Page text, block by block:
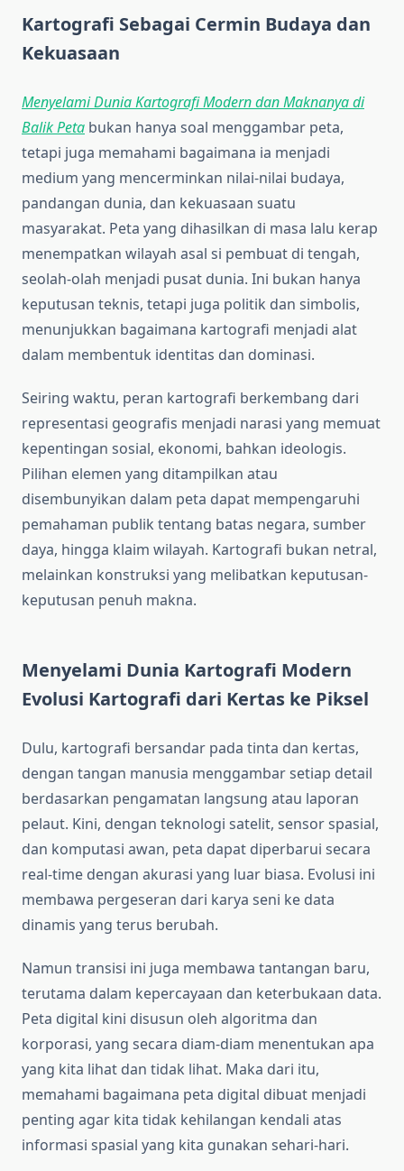
Kartografi Sebagai Cermin Budaya dan
Kekuasaan
Menyelami Dunia Kartografi Modern dan Maknanya di
Balik Peta bukan hanya soal menggambar peta,
tetapi juga memahami bagaimana ia menjadi
medium yang mencerminkan nilai-nilai budaya,
pandangan dunia, dan kekuasaan suatu
masyarakat. Peta yang dihasilkan di masa lalu kerap
menempatkan wilayah asal si pembuat di tengah,
seolah-olah menjadi pusat dunia. Ini bukan hanya
keputusan teknis, tetapi juga politik dan simbolis,
menunjukkan bagaimana kartografi menjadi alat
dalam membentuk identitas dan dominasi.
Seiring waktu, peran kartografi berkembang dari
representasi geografis menjadi narasi yang memuat
kepentingan sosial, ekonomi, bahkan ideologis.
Pilihan elemen yang ditampilkan atau
disembunyikan dalam peta dapat mempengaruhi
pemahaman publik tentang batas negara, sumber
daya, hingga klaim wilayah. Kartografi bukan netral,
melainkan konstruksi yang melibatkan keputusan-
keputusan penuh makna.
Menyelami Dunia Kartografi Modern
Evolusi Kartografi dari Kertas ke Piksel
Dulu, kartografi bersandar pada tinta dan kertas,
dengan tangan manusia menggambar setiap detail
berdasarkan pengamatan langsung atau laporan
pelaut. Kini, dengan teknologi satelit, sensor spasial,
dan komputasi awan, peta dapat diperbarui secara
real-time dengan akurasi yang luar biasa. Evolusi ini
membawa pergeseran dari karya seni ke data
dinamis yang terus berubah.
Namun transisi ini juga membawa tantangan baru,
terutama dalam kepercayaan dan keterbukaan data.
Peta digital kini disusun oleh algoritma dan
korporasi, yang secara diam-diam menentukan apa
yang kita lihat dan tidak lihat. Maka dari itu,
memahami bagaimana peta digital dibuat menjadi
penting agar kita tidak kehilangan kendali atas
informasi spasial yang kita gunakan sehari-hari.